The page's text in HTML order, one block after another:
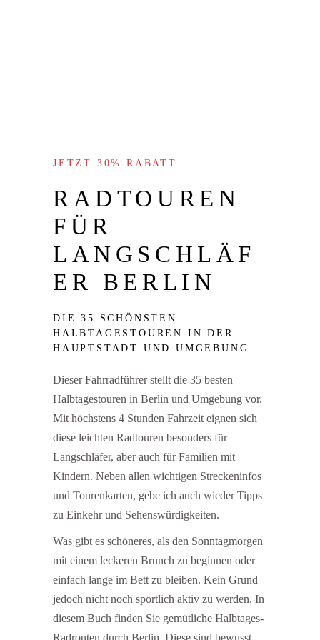
JETZT 30% RABATT
RADTOUREN
FÜR
LANGSCHLÄF
ER BERLIN
DIE 35 SCHÖNSTEN
HALBTAGESTOUREN IN DER
HAUPTSTADT UND UMGEBUNG.
Dieser Fahrradführer stellt die 35 besten
Halbtagestouren in Berlin und Umgebung vor.
Mit höchstens 4 Stunden Fahrzeit eignen sich
diese leichten Radtouren besonders für
Langschläfer, aber auch für Familien mit
Kindern. Neben allen wichtigen Streckeninfos
und Tourenkarten, gebe ich auch wieder Tipps
zu Einkehr und Sehenswürdigkeiten.
Was gibt es schöneres, als den Sonntagmorgen
mit einem leckeren Brunch zu beginnen oder
einfach lange im Bett zu bleiben. Kein Grund
jedoch nicht noch sportlich aktiv zu werden. In
diesem Buch finden Sie gemütliche Halbtages-
Radrouten durch Berlin. Diese sind bewusst